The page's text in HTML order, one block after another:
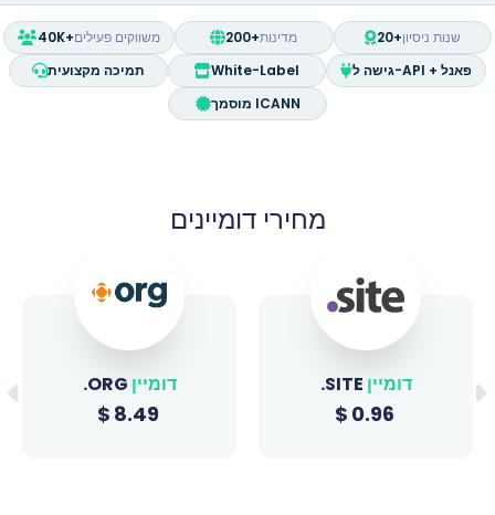
40K+משווקים פעילים 200+מדינות 20+שנות ניסיון
תמיכה מקצועית
White-Label
גישה ל-API + פאנל
מוסמך ICANN
מחירי דומיינים
.ORG דומיין
$ 8.49
.SITE דומיין
$ 0.96